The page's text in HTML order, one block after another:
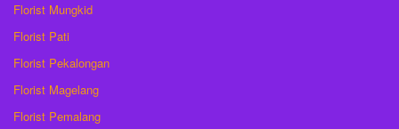
Florist Mungkid
Florist Pati
Florist Pekalongan
Florist Magelang
Florist Pemalang